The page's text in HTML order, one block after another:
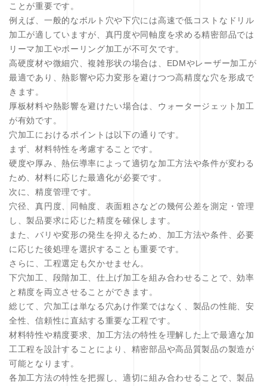
ことが重要です。
例えば、一般的なボルト穴や下穴には高速で低コストなドリル
加工が適していますが、真円度や同軸度を求める精密部品では
リーマ加工やボーリング加工が不可欠です。
高硬度材や微細穴、複雑形状の場合は、EDMやレーザー加工が
最適であり、熱影響や応力変形を避けつつ高精度な穴を形成で
きます。
厚板材料や熱影響を避けたい場合は、ウォータージェット加工
が有効です。
穴加工におけるポイントは以下の通りです。
まず、材料特性を考慮することです。
硬度や厚み、熱伝導率によって適切な加工方法や条件が変わる
ため、材料に応じた最適化が必要です。
次に、精度管理です。
穴径、真円度、同軸度、表面粗さなどの幾何公差を測定・管理
し、製品要求に応じた精度を確保します。
また、バリや変形の発生を抑えるため、加工方法や条件、必要
に応じた後処理を選択することも重要です。
さらに、工程選定も欠かせません。
下穴加工、段階加工、仕上げ加工を組み合わせることで、効率
と精度を両立させることができます。
総じて、穴加工は単なる穴あけ作業ではなく、製品の性能、安
全性、信頼性に直結する重要な工程です。
材料特性や精度要求、加工方法の特性を理解した上で最適な加
工工程を設計することにより、精密部品や高品質製品の製造が
可能となります。
各加工方法の特性を把握し、適切に組み合わせることで、製品